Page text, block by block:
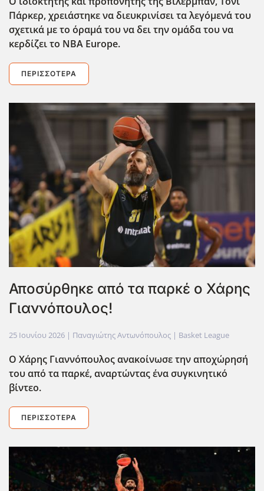
Πάρκερ, χρειάστηκε να διευκρινίσει τα λεγόμενά του
σχετικά με το όραμά του να δει την ομάδα του να
κερδίζει το ΝΒΑ Europe.
ΠΕΡΙΣΣΌΤΕΡΑ
Αποσύρθηκε από τα παρκέ ο Χάρης
Γιαννόπουλος!
25 Ιουνίου 2026 | Παναγιώτης Αντωνόπουλος | Basket League
Ο Χάρης Γιαννόπουλος ανακοίνωσε την αποχώρησή
του από τα παρκέ, αναρτώντας ένα συγκινητικό
βίντεο.
ΠΕΡΙΣΣΌΤΕΡΑ